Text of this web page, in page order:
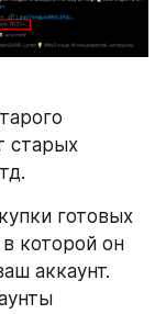
старых
готовых
которой он
аккаунт.